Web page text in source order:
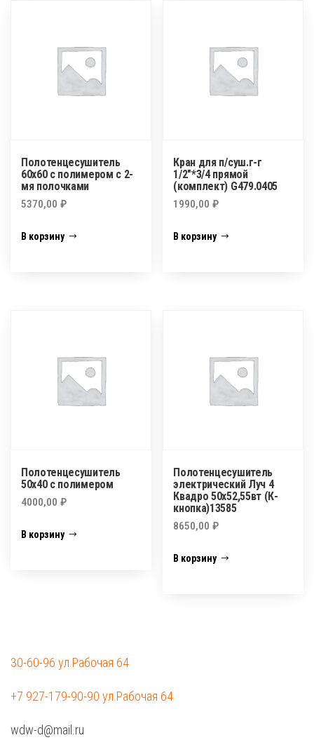
Полотенцесушитель
60х60 с полимером с 2-
мя полочками
5370,00 ₽
В корзину
Кран для п/суш.г-г
1/2″*3/4 прямой
(комплект) G479.0405
1990,00₽
В корзину
Полотенцесушитель
50х40 с полимером
4000,00 ₽
В корзину
Полотенцесушитель
электрический Луч 4
Квадро 50х52,55вт (К-
кнопка)13585
8650,00₽
В корзину
30-60-96 ул.Рабочая 64
+7 927-179-90-90 ул.Рабочая 64
wdw-d@mail.ru